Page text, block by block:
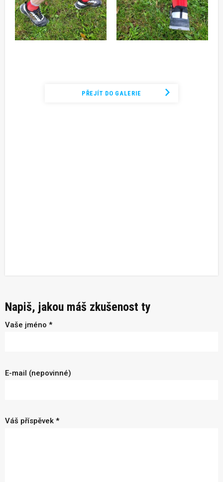
PŘEJÍT DO GALERIE
Napiš, jakou máš zkušenost ty
Vaše jméno *
E-mail (nepovinné)
Váš příspěvek *